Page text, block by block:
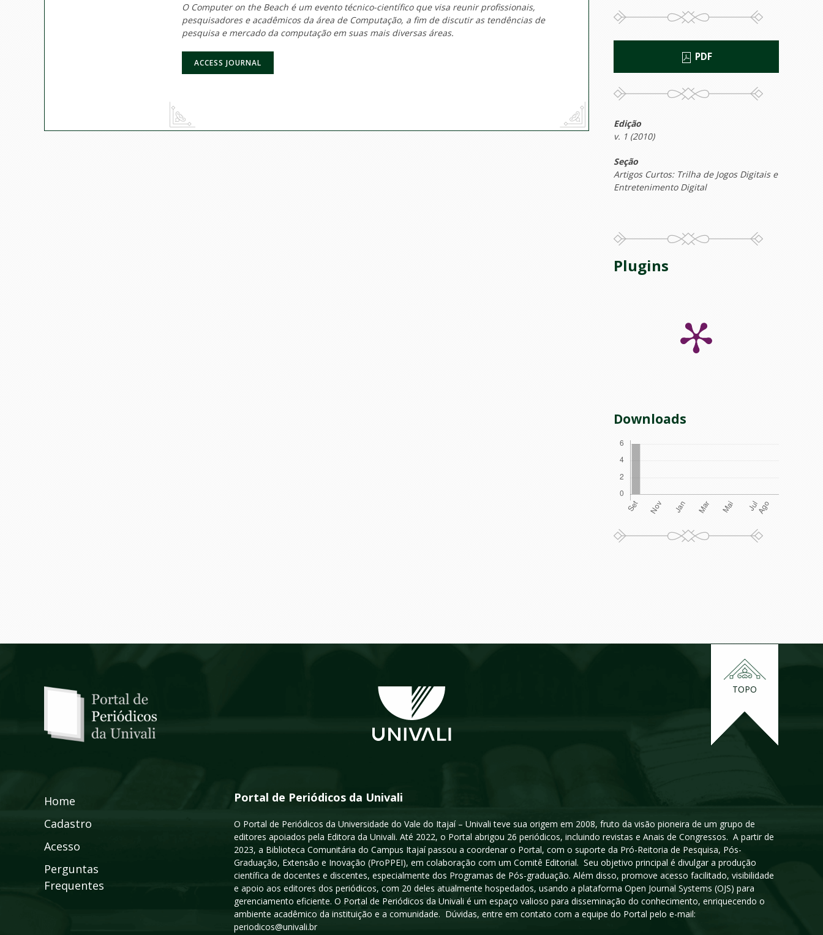
O Computer on the Beach é um evento técnico-científico que visa reunir profissionais,
pesquisadores e acadêmicos da área de Computação, a fim de discutir as tendências de
pesquisa e mercado da computação em suas mais diversas áreas.
ACCESS JOURNAL PDF
Edição
v. 1 (2010)
Seção
Artigos Curtos: Trilha de Jogos Digitais e
Entretenimento Digital
Plugins
Downloads
TOPO
Home
Cadastro
Acesso
Perguntas
Frequentes
Portal de Periódicos da Univali
O Portal de Periódicos da Universidade do Vale do Itajaí – Univali teve sua origem em 2008, fruto da visão pioneira de um grupo de
editores apoiados pela Editora da Univali. Até 2022, o Portal abrigou 26 periódicos, incluindo revistas e Anais de Congressos. A partir de
2023, a Biblioteca Comunitária do Campus Itajaí passou a coordenar o Portal, com o suporte da Pró-Reitoria de Pesquisa, Pós-
Graduação, Extensão e Inovação (ProPPEI), em colaboração com um Comitê Editorial. Seu objetivo principal é divulgar a produção
científica de docentes e discentes, especialmente dos Programas de Pós-graduação. Além disso, promove acesso facilitado, visibilidade
e apoio aos editores dos periódicos, com 20 deles atualmente hospedados, usando a plataforma Open Journal Systems (OJS) para
gerenciamento eficiente. O Portal de Periódicos da Univali é um espaço valioso para disseminação do conhecimento, enriquecendo o
ambiente acadêmico da instituição e a comunidade. Dúvidas, entre em contato com a equipe do Portal pelo e-mail:
periodicos@univali.br